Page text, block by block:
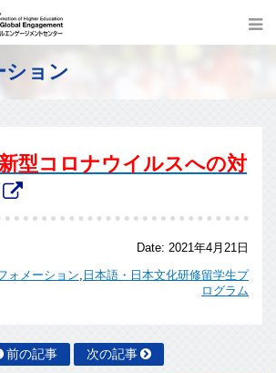
ション
新型コロナウイルスへの対
Date: 2021年4月21日
ォメーション, 日本語・日本文化研修留学生プ
ログラム
前の記事 次の記事